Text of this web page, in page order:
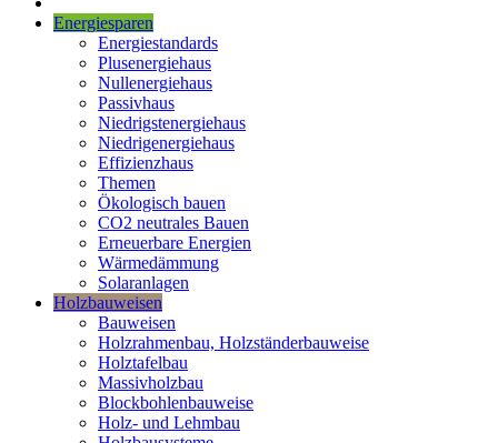
Energiesparen
Energiestandards
Plusenergiehaus
Nullenergiehaus
Passivhaus
Niedrigstenergiehaus
Niedrigenergiehaus
Effizienzhaus
Themen
Ökologisch bauen
CO2 neutrales Bauen
Erneuerbare Energien
Wärmedämmung
Solaranlagen
Holzbauweisen
Bauweisen
Holzrahmenbau, Holzständerbauweise
Holztafelbau
Massivholzbau
Blockbohlenbauweise
Holz- und Lehmbau